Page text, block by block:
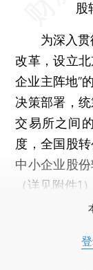
股
为深入贯彻
改革，设立
企业主阵地”
决策部署，
交易所之间
度，全国股
中小企业股
（详见附件1